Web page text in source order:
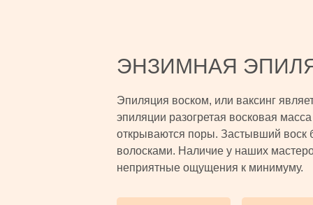
ЭНЗИМНАЯ
Эпиляция воском, или ваксинг
эпиляции разогретая восковая
открываются поры. Застывший
волосками. Наличие у наших
неприятные ощущения к минимуму.